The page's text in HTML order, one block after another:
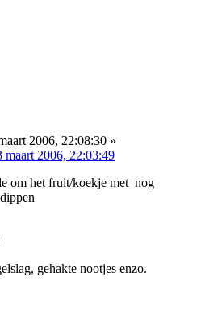
2006, 22:08:30 »
maart 2006, 22:03:49
om het fruit/koekje met nog
gehakte nootjes enzo.